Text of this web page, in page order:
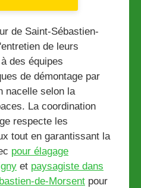
de Saint-Sébastien-
de leurs
des équipes
de démontage par
nacelle selon la
La coordination
respecte les
tout en garantissant la
pour élagage
et paysagiste dans
de-Morsent pour